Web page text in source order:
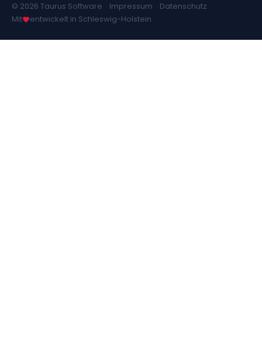
© 2026 Taurus Software · Impressum · Datenschutz
Mit
entwickelt in Schleswig-Holstein